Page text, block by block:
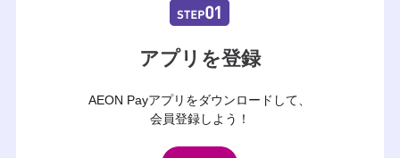
アプリを登録
AEON Payアプリをダウンロードして、
会員登録しよう！